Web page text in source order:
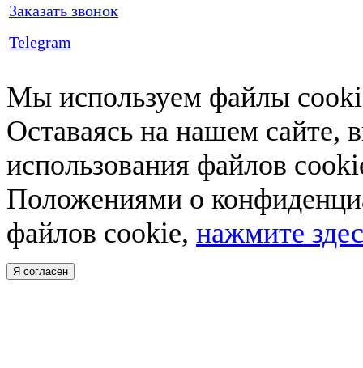
Заказать звонок
Telegram
Мы используем файлы
Оставаясь на нашем сайте,
использования файлов
Положениями о
файлов cookie, нажмите
Я согласен